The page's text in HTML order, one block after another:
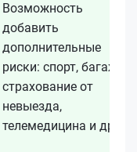
Возможность
добавить
дополнительные
риски: спорт, багаж,
страхование от
невыезда,
телемедицина и др.